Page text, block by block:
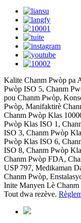
Kalite Chanm Pwòp pa
Pwòp ISO 5, Chanm
pou Chanm Pwòp,
Pwòp, Manifaktirè
Chanm Pwòp Klas
Pwòp Klas ISO 1,
ISO 3, Chanm Pwòp
Pwòp Klas ISO 6,
ISO 8, Chanm Pwòp
Chanm Pwòp FDA,
USP 797, Medikaman
Chanm Pwòp,
Inite Manyen Lè
Tout dwa rezève.